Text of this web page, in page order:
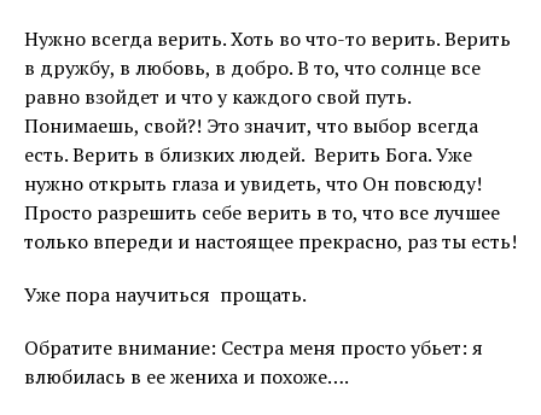
Нужно всегда верить. Хоть во что-то верить. Верить
в дружбу, в любовь, в добро. В то, что солнце все
равно взойдет и что у каждого свой путь.
Понимаешь, свой?! Это значит, что выбор всегда
есть. Верить в близких людей. Верить Бога. Уже
нужно открыть глаза и увидеть, что Он повсюду!
Просто разрешить себе верить в то, что все лучшее
только впереди и настоящее прекрасно, раз ты есть!
Уже пора научиться прощать.
Обратите внимание: Сестра меня просто убьет: я
влюбилась в ее жениха и похоже….